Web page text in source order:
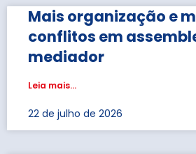
Mais organização e
conflitos em
mediador
Leia mais...
22 de julho de 2026